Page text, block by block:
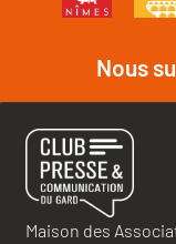
Nous
Maison des